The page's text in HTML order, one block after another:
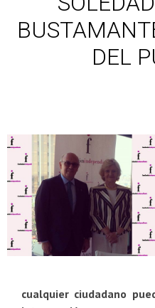
DEL
cualquier ciudadano